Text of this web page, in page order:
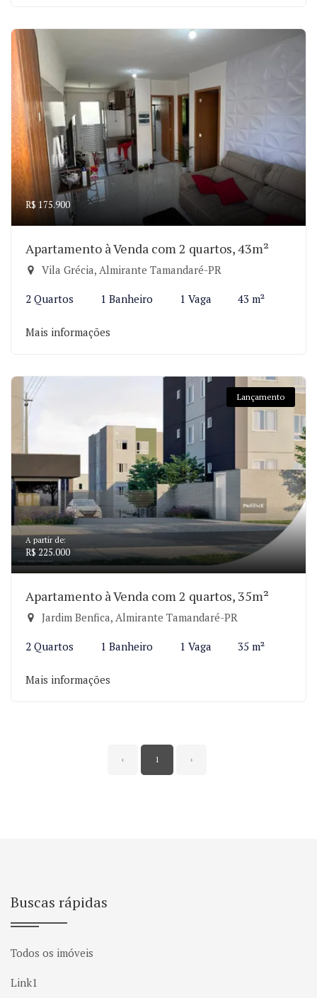
R$ 175.900
Apartamento à Venda com 2 quartos, 43m²
Vila Grécia, Almirante Tamandaré-PR
2 Quartos 1 Banheiro 1 Vaga 43 m²
Mais informações
Lançamento
A partir de:
R$ 225.000
Apartamento à Venda com 2 quartos, 35m²
Jardim Benfica, Almirante Tamandaré-PR
2 Quartos 1 Banheiro 1 Vaga 35 m²
Mais informações
‹ 1 ›
Buscas rápidas
Todos os imóveis
Link1